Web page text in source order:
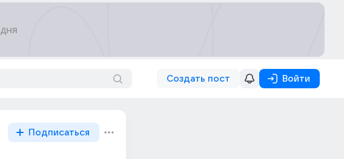
Создать пост Войти
Подписаться